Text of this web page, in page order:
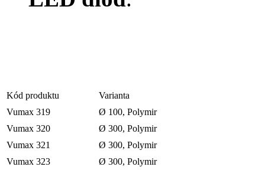
Kód produktu
Varianta
Vumax 319
Ø 100, Polymir
Vumax 320
Ø 300, Polymir
Vumax 321
Ø 300, Polymir
Vumax 323
Ø 300, Polymir